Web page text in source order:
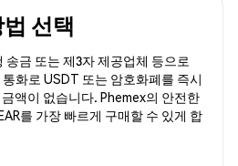
선택
금 또는 제3자 제공업체 등으로
화로 USDT 또는 암호화폐를 즉시
액이 없습니다. Phemex의 안전한
를 가장 빠르게 구매할 수 있게 합